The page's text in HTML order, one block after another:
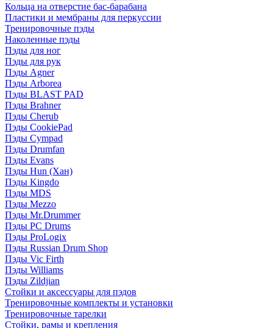
Кольца на отверстие бас-барабана
Пластики и мембраны для перкуссии
Тренировочные пэды
Наколенные пэды
Пэды для ног
Пэды для рук
Пэды Agner
Пэды Arborea
Пэды BLAST PAD
Пэды Brahner
Пэды Cherub
Пэды CookiePad
Пэды Cympad
Пэды Drumfan
Пэды Evans
Пэды Hun (Хан)
Пэды Kingdo
Пэды MDS
Пэды Mezzo
Пэды Mr.Drummer
Пэды PC Drums
Пэды ProLogix
Пэды Russian Drum Shop
Пэды Vic Firth
Пэды Williams
Пэды Zildjian
Стойки и аксессуары для пэдов
Тренировочные комплекты и установки
Тренировочные тарелки
Стойки, рамы и крепления